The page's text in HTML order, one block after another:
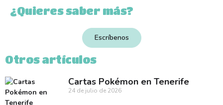
¿Quieres saber más?
Escríbenos
Otros artículos
Cartas Pokémon en Tenerife
24 de julio de 2026